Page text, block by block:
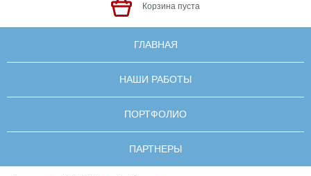
Корзина пуста
ГЛАВНАЯ
НАШИ РАБОТЫ
ПОРТФОЛИО
ПАРТНЕРЫ